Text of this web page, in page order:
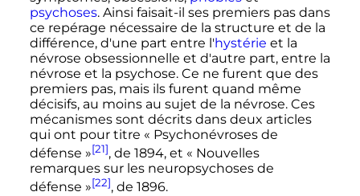
psychoses. Ainsi faisait-il ses premiers pas dans
ce repérage nécessaire de la structure et de la
différence, d'une part entre l'hystérie et la
névrose obsessionnelle et d'autre part, entre la
névrose et la psychose. Ce ne furent que des
premiers pas, mais ils furent quand même
décisifs, au moins au sujet de la névrose. Ces
mécanismes sont décrits dans deux articles
qui ont pour titre « Psychonévroses de
défense »[21], de 1894, et « Nouvelles
remarques sur les neuropsychoses de
défense »[22], de 1896.